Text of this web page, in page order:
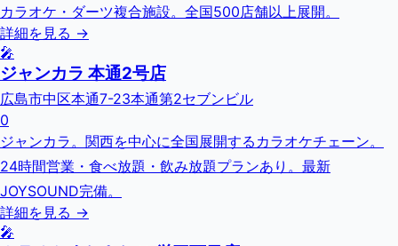
カラオケ・ダーツ複合施設。全国500店舗以上展開。
詳細を見る →
🎤
ジャンカラ 本通2号店
広島市中区本通7-23本通第2セブンビル
0
ジャンカラ。関西を中心に全国展開するカラオケチェーン。
24時間営業・食べ放題・飲み放題プランあり。最新
JOYSOUND完備。
詳細を見る →
🎤